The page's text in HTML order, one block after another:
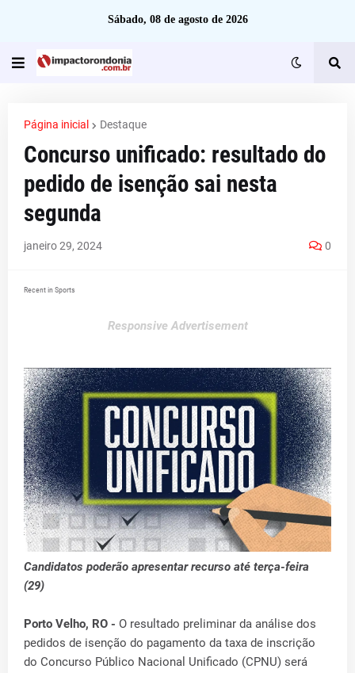
Sábado, 08 de agosto de 2026
Página inicial Destaque
Concurso unificado: resultado do
pedido de isenção sai nesta
segunda
janeiro 29, 2024 0
Recent in Sports
Responsive Advertisement
Candidatos poderão apresentar recurso até terça-feira
(29)
Porto Velho, RO - O resultado preliminar da análise dos
pedidos de isenção do pagamento da taxa de inscrição
do Concurso Público Nacional Unificado (CPNU) será